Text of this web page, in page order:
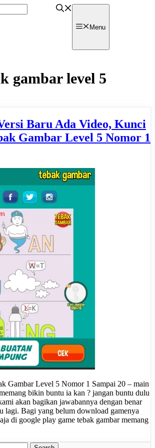
Menu
gambar level 5
Baru Ada Video, Kunci
Gambar Level 5 Nomor 1
Gambar Level 5 Nomor 1 Sampai 20 – main
bikin buntu ia kan ? jangan buntu dulu
akan bagikan jawabannya dengan benar
lagi. Bagi yang belum download gamenya
di google play game tebak gambar memang